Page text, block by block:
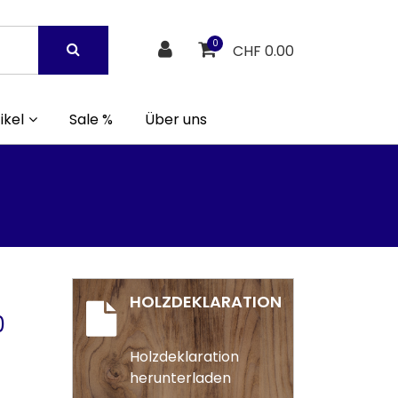
0 CHF 0.00
Sale % Über uns
HOLZDEKLARATION
Holzdeklaration
herunterladen